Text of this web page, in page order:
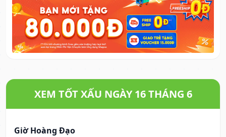
XEM TỐT XẤU NGÀY 16 THÁNG 6
Giờ Hoàng Đạo